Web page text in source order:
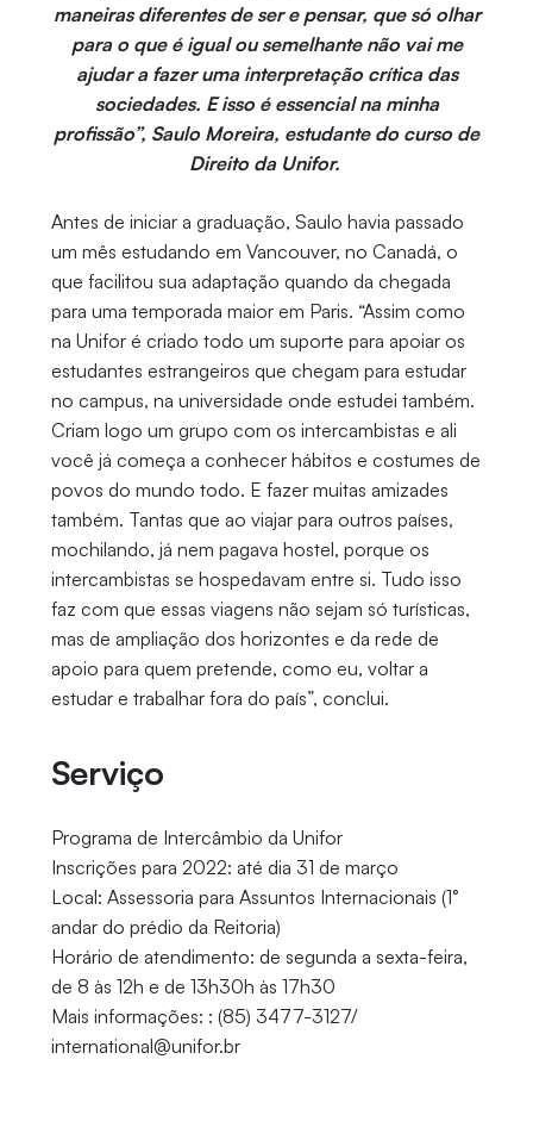
maneiras diferentes de ser e pensar, que só olhar
para o que é igual ou semelhante não vai me
ajudar a fazer uma interpretação crítica das
sociedades. E isso é essencial na minha
profissão”, Saulo Moreira, estudante do curso de
Direito da Unifor.
Antes de iniciar a graduação, Saulo havia passado
um mês estudando em Vancouver, no Canadá, o
que facilitou sua adaptação quando da chegada
para uma temporada maior em Paris. “Assim como
na Unifor é criado todo um suporte para apoiar os
estudantes estrangeiros que chegam para estudar
no campus, na universidade onde estudei também.
Criam logo um grupo com os intercambistas e ali
você já começa a conhecer hábitos e costumes de
povos do mundo todo. E fazer muitas amizades
também. Tantas que ao viajar para outros países,
mochilando, já nem pagava hostel, porque os
intercambistas se hospedavam entre si. Tudo isso
faz com que essas viagens não sejam só turísticas,
mas de ampliação dos horizontes e da rede de
apoio para quem pretende, como eu, voltar a
estudar e trabalhar fora do país”, conclui.
Serviço
Programa de Intercâmbio da Unifor
Inscrições para 2022: até dia 31 de março
Local: Assessoria para Assuntos Internacionais (1°
andar do prédio da Reitoria)
Horário de atendimento: de segunda a sexta-feira,
de 8 às 12h e de 13h30h às 17h30
Mais informações: : (85) 3477-3127/
international@unifor.br